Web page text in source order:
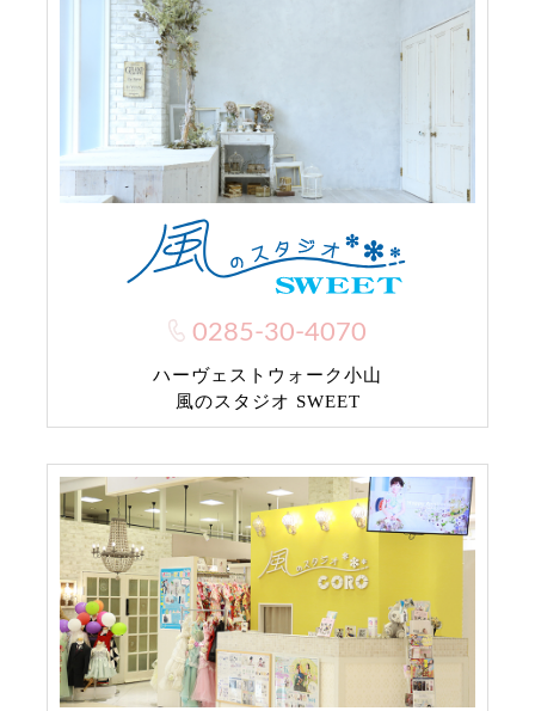
0285-30-4070
ハーヴェストウォーク小山
風のスタジオ SWEET